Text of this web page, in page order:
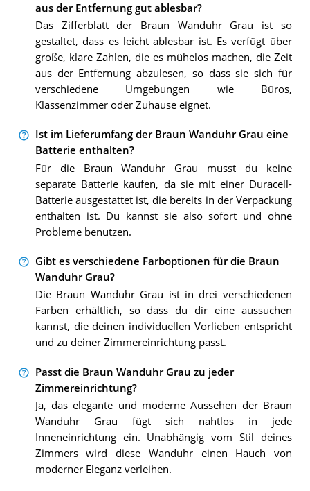
aus der Entfernung gut ablesbar?
Das Zifferblatt der Braun Wanduhr Grau ist so
gestaltet, dass es leicht ablesbar ist. Es verfügt über
große, klare Zahlen, die es mühelos machen, die Zeit
aus der Entfernung abzulesen, so dass sie sich für
verschiedene Umgebungen wie Büros,
Klassenzimmer oder Zuhause eignet.
Ist im Lieferumfang der Braun Wanduhr Grau eine
Batterie enthalten?
Für die Braun Wanduhr Grau musst du keine
separate Batterie kaufen, da sie mit einer Duracell-
Batterie ausgestattet ist, die bereits in der Verpackung
enthalten ist. Du kannst sie also sofort und ohne
Probleme benutzen.
Gibt es verschiedene Farboptionen für die Braun
Wanduhr Grau?
Die Braun Wanduhr Grau ist in drei verschiedenen
Farben erhältlich, so dass du dir eine aussuchen
kannst, die deinen individuellen Vorlieben entspricht
und zu deiner Zimmereinrichtung passt.
Passt die Braun Wanduhr Grau zu jeder
Zimmereinrichtung?
Ja, das elegante und moderne Aussehen der Braun
Wanduhr Grau fügt sich nahtlos in jede
Inneneinrichtung ein. Unabhängig vom Stil deines
Zimmers wird diese Wanduhr einen Hauch von
moderner Eleganz verleihen.